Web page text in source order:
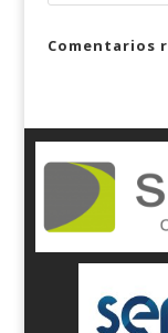
Comentarios